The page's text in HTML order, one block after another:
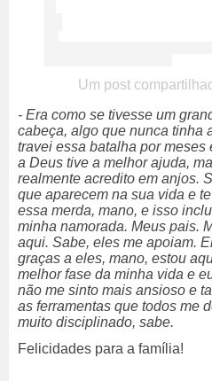
Um post
- Era como se tivesse um
cabeça, algo que nunca tinha
travei essa batalha por meses
a Deus tive a melhor ajuda,
realmente acredito em anjos.
que aparecem na sua vida e
essa merda, mano, e isso
minha namorada. Meus pais.
aqui. Sabe, eles me apoiam.
graças a eles, mano, estou
melhor fase da minha vida e
não me sinto mais ansioso e
as ferramentas que todos me
muito disciplinado, sabe.
Felicidades para a família!